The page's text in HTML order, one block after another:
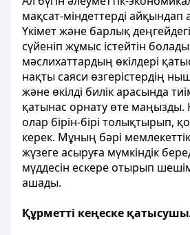
мақсат-міндеттерді айқындап
Үкімет және барлық
сүйеніп жұмыс істейтін
мәслихаттардың өкілдері
нақты саяси өзгерістердің
және өкілді билік арасында
қатынас орнату өте маңызды.
олар бірін-бірі толықтырып,
керек. Мұның бәрі
жүзеге асыруға мүмкіндік
мүддесін ескере отырып
ашады.
Құрметті кеңеске